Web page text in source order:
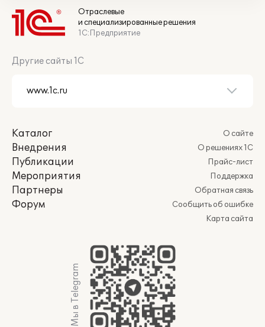
Отраслевые
и специализированные решения
1С:Предприятие
Другие сайты 1С
Каталог
Внедрения
Публикации
Мероприятия
Партнеры
Форум
О сайте
О решениях 1С
Прайс-лист
Поддержка
Обратная связь
Сообщить об ошибке
Карта сайта
Мы в Telegram